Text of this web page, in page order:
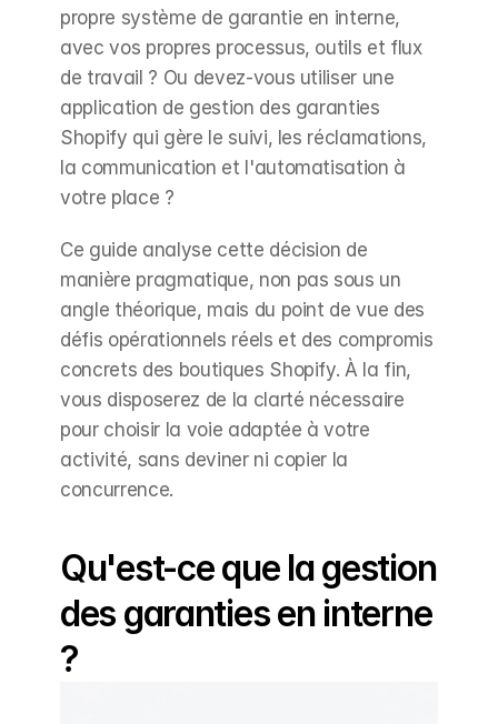
propre système de garantie en interne,
avec vos propres processus, outils et flux
de travail ? Ou devez-vous utiliser une
application de gestion des garanties
Shopify qui gère le suivi, les réclamations,
la communication et l'automatisation à
votre place ?
Ce guide analyse cette décision de
manière pragmatique, non pas sous un
angle théorique, mais du point de vue des
défis opérationnels réels et des compromis
concrets des boutiques Shopify. À la fin,
vous disposerez de la clarté nécessaire
pour choisir la voie adaptée à votre
activité, sans deviner ni copier la
concurrence.
Qu'est-ce que la gestion
des garanties en interne
?